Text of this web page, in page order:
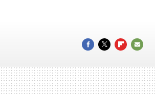
MAIL